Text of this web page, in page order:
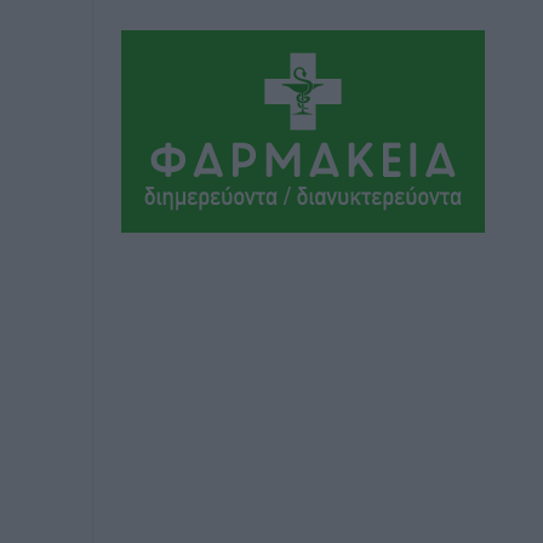
Με 13,1% κάλυψη εργαζομένων από
συλλογικές συμβάσεις, η Ελλάδα στον
“πάτο” της ΕΕ
Απόψεις• πριν 4 ώρες
Στο νοσοκομείο της Ρόδου αύριο ο